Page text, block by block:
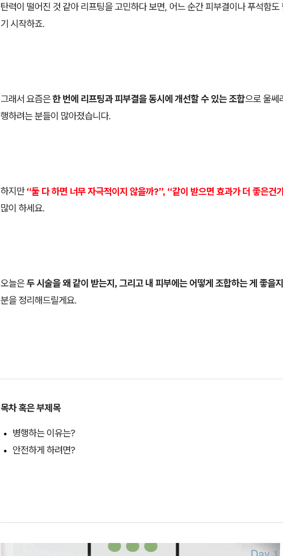
탄력이 떨어진 것 같아 리프팅을 고민하다 보면, 어느 순간 피부결이나 푸석함도
기 시작하죠.
그래서 요즘은한 번에 리프팅과 피부결을 동시에 개선할 수 있는 조합으로 울쎄
행하려는 분들이 많아졌습니다.
하지만“둘 다 하면 너무 자극적이지 않을까?”, “같이 받으면 효과가 더 좋은건
많이 하세요.
오늘은두 시술을 왜 같이 받는지, 그리고 내 피부에는 어떻게 조합하는 게 좋을지
분을 정리해드릴게요.
목차 혹은 부제목
병행하는 이유는?
안전하게 하려면?